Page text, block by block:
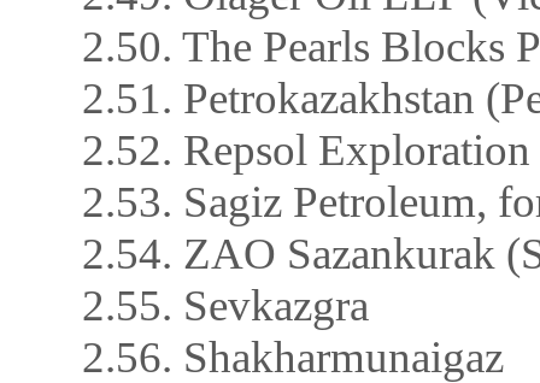
2.50. The Pearls Blocks
2.51. Petrokazakhstan
2.52. Repsol
2.53. Sagiz Petroleum,
2.54. ZAO Sazankurak
2.55. Sevkazgra
2.56. Shakharmunaigaz